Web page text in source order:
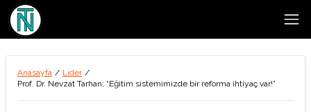
Anasayfa / Lider /
Prof. Dr. Nevzat Tarhan; “Eğitim sistemimizde bir reforma ihtiyaç var!”